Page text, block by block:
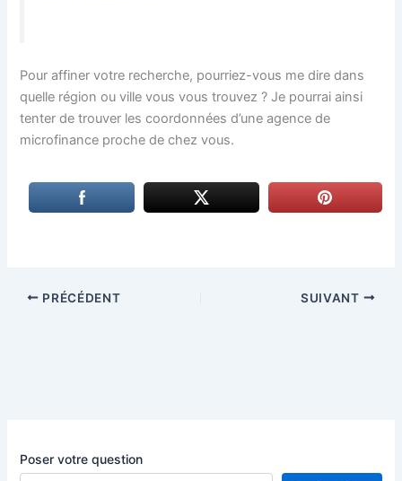
Poser votre question
Pour affiner votre recherche, pourriez-vous me dire dans
quelle région ou ville vous vous trouvez ? Je pourrai ainsi
tenter de trouver les coordonnées d’une agence de
microfinance proche de chez vous.
PRÉCÉDENT SUIVANT